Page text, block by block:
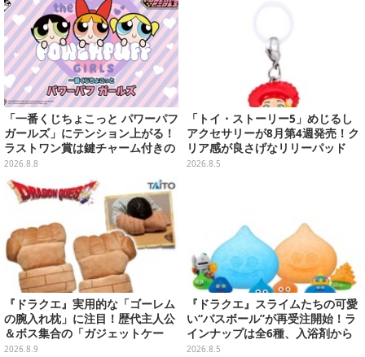
「一番くじちょこっと パワーパフ
ガールズ」にテンション上がる！
ラストワン賞は鍵チャーム付きの
シール帳スペシャルセット
2026.8.8
「トイ・ストーリー5」めじるし
アクセサリーが8月第4週発売！ク
リア感が良さげなリリーパッド
や、ジェシーなど全5種ラインナ
2026.8.5
『ドラクエ』実用的な「ゴーレム
の腕入れ枕」に注目！歴代主人公
＆ボス集合の「ガジェットケー
ス」ほか9プライズが続々展開
2026.8.9
『ドラクエ』スライムたちの可愛
い“バスボール”が再受注開始！ラ
インナップは全6種、入浴剤から
モンスターのフィギュアが出てく
2026.8.5